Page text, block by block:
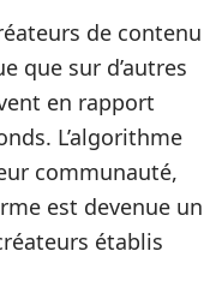
de contenu
que sur d’autres
en rapport
L’algorithme
communauté,
est devenue un
établis